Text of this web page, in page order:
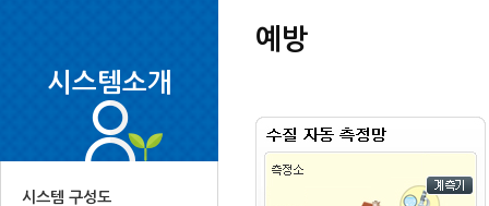
시스템소개
시스템 구성도
예방